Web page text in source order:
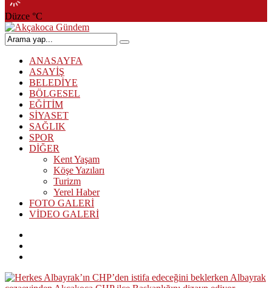
Düzce °C
ANASAYFA
ASAYİŞ
BELEDİYE
BÖLGESEL
EĞİTİM
SİYASET
SAĞLIK
SPOR
DİĞER
Kent Yaşam
Köşe Yazıları
Turizm
Yerel Haber
FOTO GALERİ
VİDEO GALERİ